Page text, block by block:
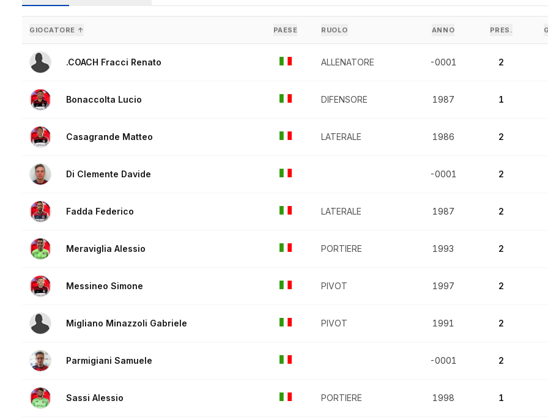
GIOCATORE ↑ PAESE RUOLO ANNO PRES.
.COACH Fracci Renato ALLENATORE -0001 2
Bonaccolta Lucio DIFENSORE 1987 1
Casagrande Matteo LATERALE 1986 2
Di Clemente Davide -0001 2
Fadda Federico LATERALE 1987 2
Meraviglia Alessio PORTIERE 1993 2
Messineo Simone PIVOT 1997 2
Migliano Minazzoli Gabriele PIVOT 1991 2
Parmigiani Samuele -0001 2
Sassi Alessio PORTIERE 1998 1